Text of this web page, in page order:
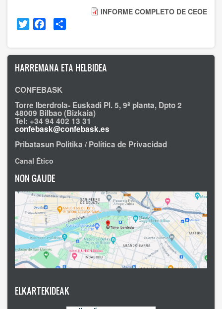
INFORME COMPLETO DE CEOE
Twitter Facebook
HARREMANA ETA HELBIDEA
CONFEBASK
Torre Iberdrola- Euskadi Pl. 5, 9ª planta, Dpto 2
48009 Bilbao (Bizkaia)
Tel: +34 94 402 13 31
confebask@confebask.es
Pribatasun Politika / Política de Privacidad
Canal Ético
NON GAUDE
ELKARTEKIDEAK